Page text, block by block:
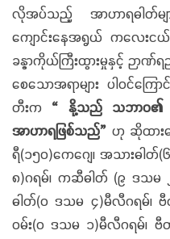
လိုအပ်သည့် အာဟာရဓါတ်မ
ကျောင်းနေအရွယ် ကလေးငယ်မ
ခန္ဓာကိုယ်ကြီးထွားမှုနှင့် ဉာ
စေသောအရာများ ပါဝင်ကြေ
တီးက “ နို့သည် သဘာဝ၏
အာဟာရဖြစ်သည်” ဟု ဆိုထား
ရီ(၁၅၀)ကေဂျေ၊ အသားဓါ
၈)ဂရမ်၊ ကဆီဓါတ် (၉ ဒသမ
ဓါတ်(၀ ဒသမ ၄)မီလီဂရမ်၊
ဝမ်း(၀ ဒသမ ၁)မီလီဂရမ်၊